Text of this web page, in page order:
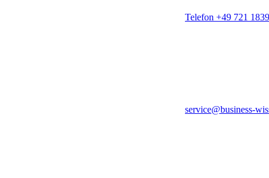
Telefon +49 721
service@business-